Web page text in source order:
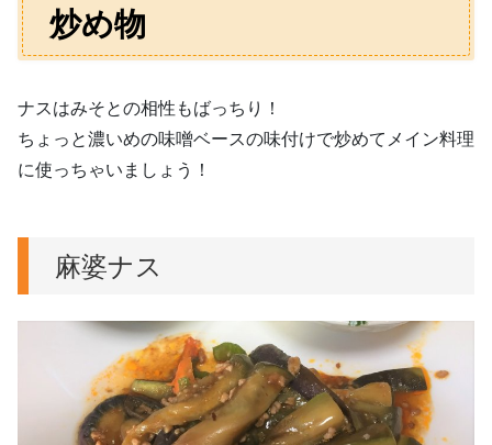
炒め物
ナスはみそとの相性もばっちり！
ちょっと濃いめの味噌ベースの味付けで炒めてメイン料理
に使っちゃいましょう！
麻婆ナス